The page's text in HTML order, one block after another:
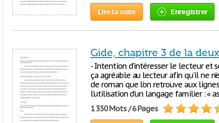
Lire la suite Enregistrer
Gide, chapitre 3 de la
- Intention d’intéresser le lecteur et
ça agréable au lecteur afin qu’il ne
de roman que l’on retrouve aux
l’utilisation d’un langage familier : «
1 350 Mots / 6 Pages